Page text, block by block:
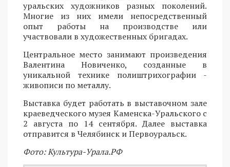
уральских художников разных поколений.
Многие из них имели непосредственный
опыт работы на производстве или
участвовали в художественных бригадах.
Центральное место занимают произведения
Валентина Новиченко, созданные в
уникальной технике полиштрихографии -
живописи по металлу.
Выставка будет работать в выставочном зале
краеведческого музея Каменска-Уральского с
2 августа по 14 сентября. Далее выставка
отправится в Челябинск и Первоуральск.
Фото: Культура-Урала.РФ